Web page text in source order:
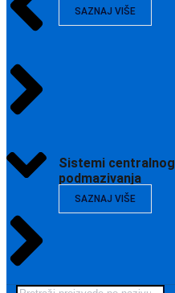
SAZNAJ VIŠE
Sistemi centralnog
podmazivanja
SAZNAJ VIŠE